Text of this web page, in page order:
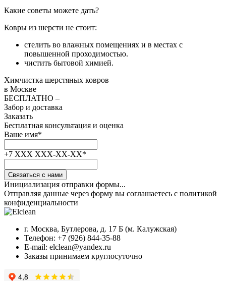
Какие советы можете дать?
Ковры из шерсти не стоит:
стелить во влажных помещениях и в местах с
повышенной проходимостью.
чистить бытовой химией.
Химчистка шерстяных ковров
в Москве
БЕСПЛАТНО –
Забор и доставка
Заказать
Бесплатная консультация и оценка
Ваше имя*
+7 XXX XXX-XX-XX*
Связаться с нами
Инициализация отправки формы...
Отправляя данные через форму вы соглашаетесь с политикой
конфиденциальности
г. Москва, Бутлерова, д. 17 Б (м. Калужская)
Телефон: +7 (926) 844-35-88
E-mail: elclean@yandex.ru
Заказы принимаем круглосуточно